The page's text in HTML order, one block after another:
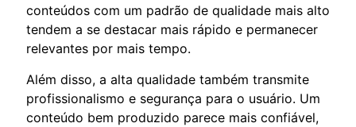
conteúdos com um padrão de qualidade mais alto
tendem a se destacar mais rápido e permanecer
relevantes por mais tempo.
Além disso, a alta qualidade também transmite
profissionalismo e segurança para o usuário. Um
conteúdo bem produzido parece mais confiável,